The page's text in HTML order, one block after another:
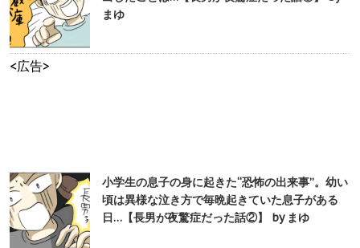
まゆ
<広告>
小学生の息子の身に起きた“恐怖の出来事”。幼い
頃は異様な泣き方で毎晩起きていた息子がある
日…【長男が夜驚症だった話②】 by まゆ